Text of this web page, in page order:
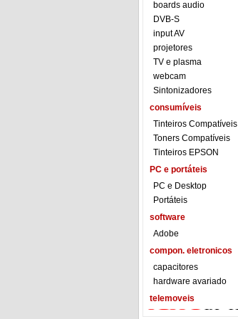
boards audio
DVB-S
input AV
projetores
TV e plasma
webcam
Sintonizadores
consumíveis
Tinteiros Compatíveis
Toners Compatíveis
Tinteiros EPSON
PC e portáteis
PC e Desktop
Portáteis
software
Adobe
compon. eletronicos
capacitores
hardware avariado
telemoveis